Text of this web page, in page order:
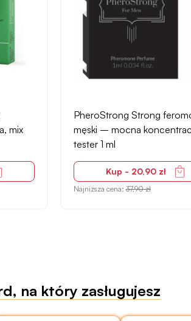
mix
PheroStrong Strong
męski – mocna
tester 1 ml
Kup - 20,90 zł
Najniższa cena:37,90 zł
na który zasługujesz